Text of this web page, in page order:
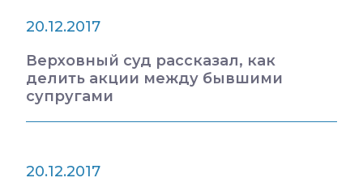
20.12.2017
Верховный суд рассказал, как
делить акции между бывшими
супругами
20.12.2017